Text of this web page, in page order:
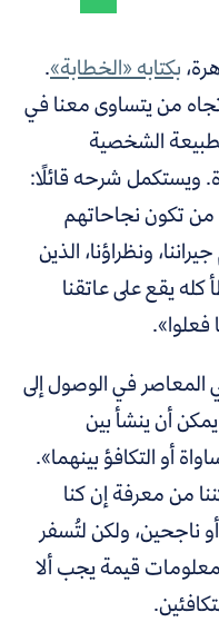
بكتابه «الخطابة».
من يتساوى معنا في
الشخصية
ويستكمل شرحه قائلًا:
من تكون نجاحاتهم
ونظراؤنا، الذين
يقع على عاتقنا
في الوصول إلى
أن ينشأ بين
أو التكافؤ بينهما».
من معرفة إن كنا
ولكن لتُسفر
قيمة يجب ألا